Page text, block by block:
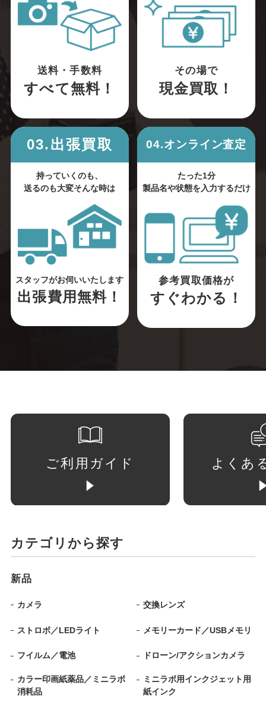
送料・手数料
すべて無料！
その場で
現金買取！
03.出張買取
持っていくのも、
送るのも大変そんな時は
スタッフがお伺いいたします
出張費用無料！
04.オンライン査定
たった1分
製品名や状態を入力するだけ
参考買取価格が
すぐわかる！
ご利用ガイド よくあ
カテゴリから探す
新品
カメラ 交換レンズ
ストロボ／LEDライト メモリーカード／USBメモリ
フイルム／電池 ドローン/アクションカメラ
カラー印画紙薬品／ミニラボ
消耗品
ミニラボ用インクジェット用
紙インク